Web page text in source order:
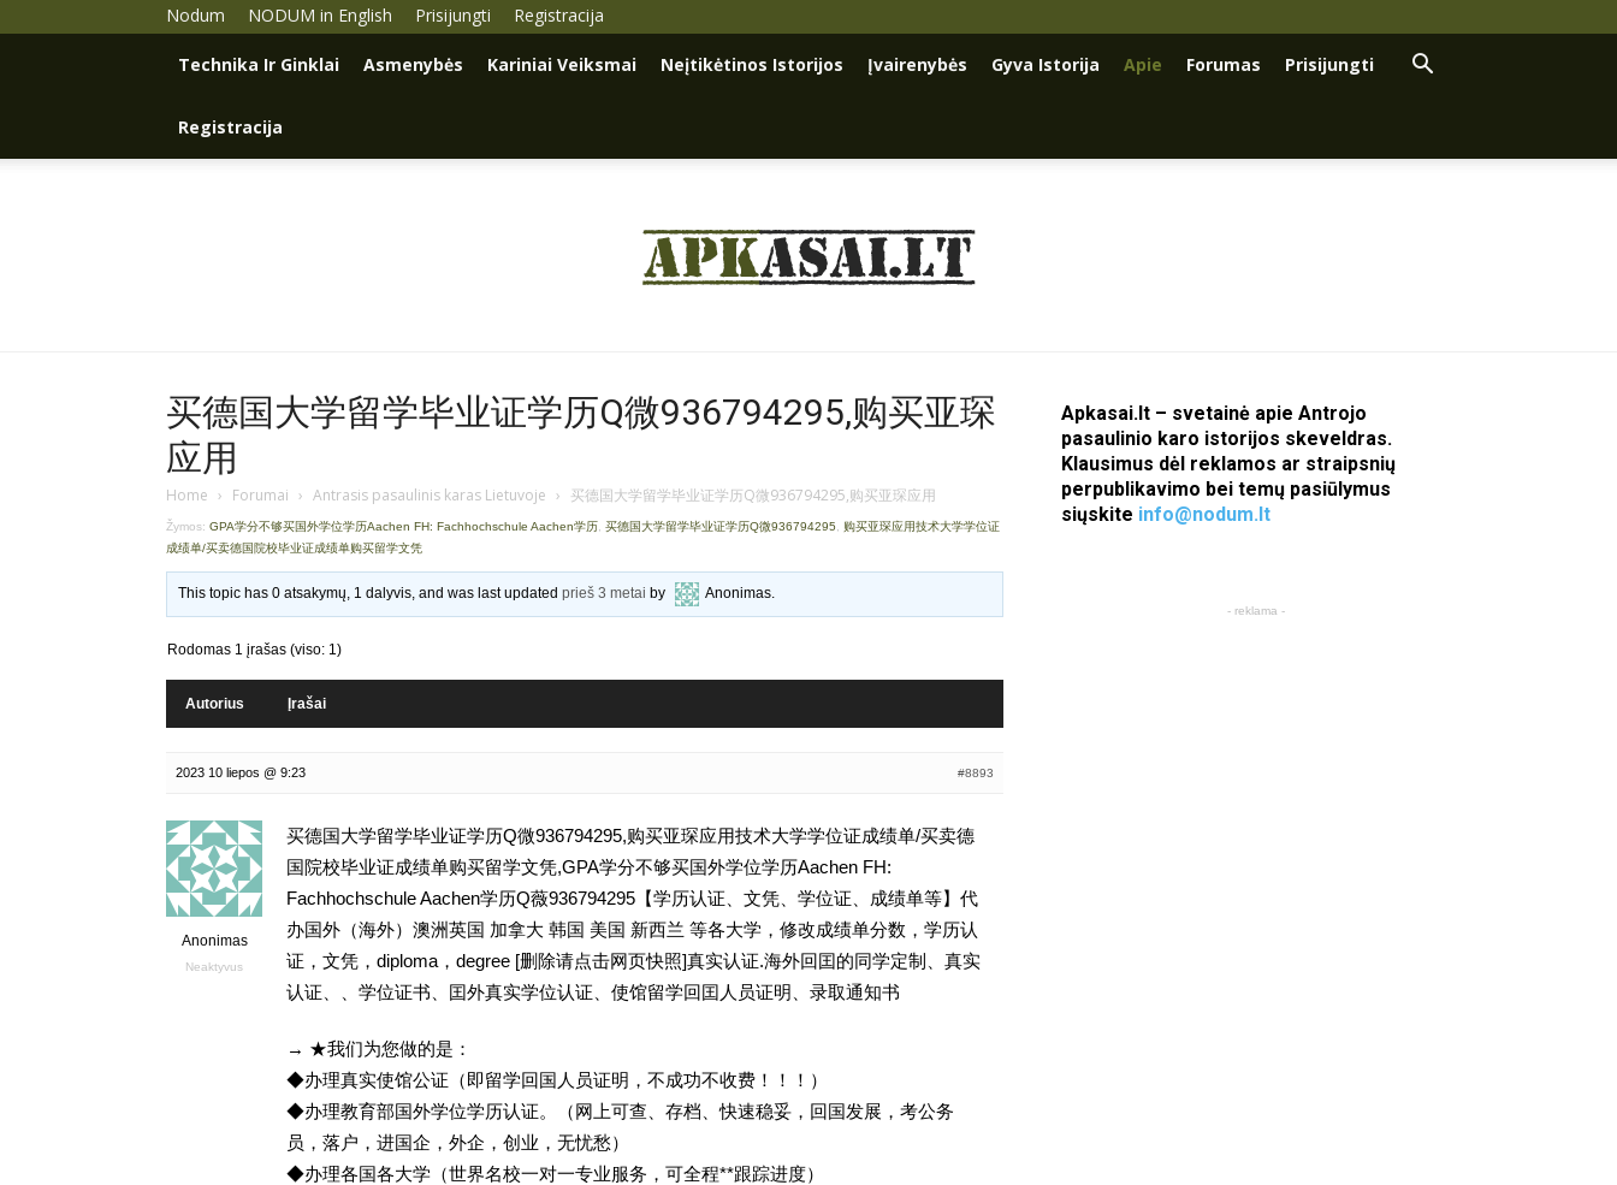
Nodum NODUM in English Prisijungti Registracija
Technika Ir Ginklai Asmenybės Kariniai Veiksmai Neįtikėtinos Istorijos Įvairenybės Gyva Istorija Apie Forumas Prisijungti
Registracija
买德国大学留学毕业证学历Q微936794295,购买亚琛
应用
Home › Forumai › Antrasis pasaulinis karas Lietuvoje › 买德国大学留学毕业证学历Q微936794295,购买亚琛应用
Žymos: GPA学分不够买国外学位学历Aachen FH: Fachhochschule Aachen学历 买德国大学留学毕业证学历Q微936794295
购买亚琛应用技术大学学位证
成绩单/买卖德国院校毕业证成绩单购买留学文凭
This topic has 0 atsakymų, 1 dalyvis, and was last updatedprieš 3 metai by Anonimas.
Rodomas 1 įrašas (viso: 1)
Autorius Įrašai
2023 10 liepos @ 9:23 #8893
Anonimas
Neaktyvus
买德国大学留学毕业证学历Q微936794295,购买亚琛应用技术大学学位证成绩单/买卖德
国院校毕业证成绩单购买留学文凭,GPA学分不够买国外学位学历Aachen FH:
Fachhochschule Aachen学历Q薇936794295【学历认证、文凭、学位证、成绩单等】代
办国外（海外）澳洲英国 加拿大 韩国 美国 新西兰 等各大学，修改成绩单分数，学历认
证，文凭，diploma，degree [删除请点击网页快照]真实认证.海外回囯的同学定制、真实
认证、、学位证书、囯外真实学位认证、使馆留学回囯人员证明、录取通知书
→ ★我们为您做的是：
◆办理真实使馆公证（即留学回国人员证明，不成功不收费！！！）
◆办理教育部国外学位学历认证。（网上可查、存档、快速稳妥，回国发展，考公务
员，落户，进国企，外企，创业，无忧愁）
◆办理各国各大学（世界名校一对一专业服务，可全程**跟踪进度）
Apkasai.lt – svetainė apie Antrojo
pasaulinio karo istorijos skeveldras.
Klausimus dėl reklamos ar straipsnių
perpublikavimo bei temų pasiūlymus
siųskite info@nodum.lt
- reklama -